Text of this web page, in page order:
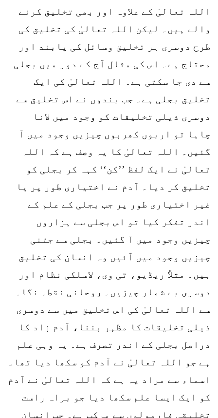
اللہ تعالیٰ کے علاوہ اور بھی تخلیق کرنے
والے ہیں۔ لیکن اللہ تعالیٰ کی تخلیق کی
طرح دوسری ہر تخلیق وسائل کی پابند اور
محتاج ہے۔ اس کی مثال آج کے دور میں بجلی
سے دی جا سکتی ہے۔ اللہ تعالیٰ کی ایک
تخلیق بجلی ہے۔ جب بندوں نے اس تخلیق سے
دوسری ذیلی تخلیقات کو وجود میں لانا
چاہا تو اربوں کھربوں چیزیں وجود میں آ
گئیں۔ اللہ تعالیٰ کا یہ وصف ہے کہ اللہ
تعالیٰ نے ایک لفظ ’’کن‘‘ کہہ کر بجلی کو
تخلیق کر دیا۔ آدم نے اختیاری طور پر یا
غیر اختیاری طور پر جب بجلی کے علم کے
اندر تفکر کیا تو اس بجلی سے ہزاروں
چیزیں وجود میں آ گئیں۔ بجلی سے جتنی
چیزیں وجود میں آئیں وہ انسان کی تخلیق
ہیں۔ مثلاً ریڈیو، ٹی وی، لاسلکی نظام اور
دوسری بے شمار چیزیں۔ روحانی نقطہ نگاہ
سے اللہ تعالیٰ کی اس تخلیق میں سے دوسری
ذیلی تخلیقات کا مظہر بننا، آدم زاد کا
دراصل بجلی کے اندر تصرف ہے۔ یہ وہی علم
ہے جو اللہ تعالیٰ نے آدم کو سکھا دیا تھا۔
اسماء سے مراد یہ ہے کہ اللہ تعالیٰ نے آدم
کو ایک ایسا علم سکھا دیا جو براہ راست
تخلیقی فارمولوں سے مرکب ہے۔ جب انسان